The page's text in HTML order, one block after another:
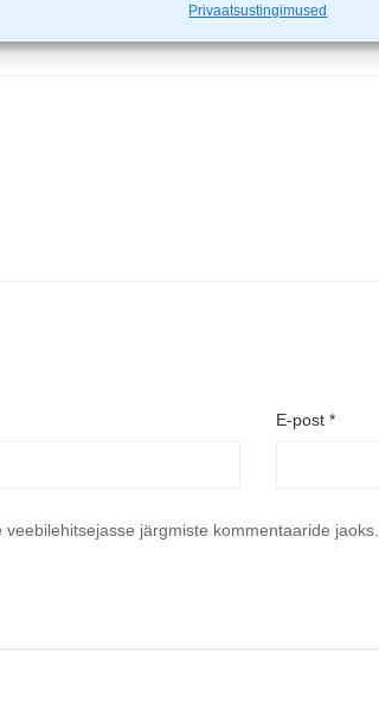
Privaatsustingimused
E-post *
järgmiste kommentaaride jaoks.